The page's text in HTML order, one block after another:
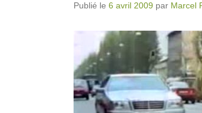
Publié le 6 avril 2009 par Marcel